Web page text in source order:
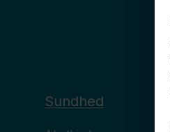
Sundhed